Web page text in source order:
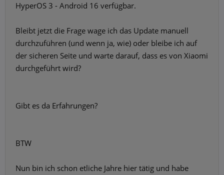
HyperOS 3 - Android 16 verfügbar.
Bleibt jetzt die Frage wage ich das Update manuell
durchzuführen (und wenn ja, wie) oder bleibe ich auf
der sicheren Seite und warte darauf, dass es von Xiaomi
durchgeführt wird?
Gibt es da Erfahrungen?
BTW
Nun bin ich schon etliche Jahre hier tätig und habe